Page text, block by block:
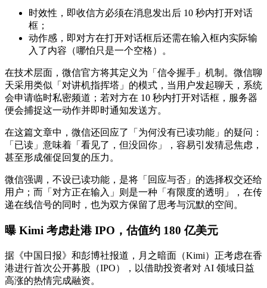
时效性，即收信方必须在消息发出后 10 秒内打开对话
框；
动作感，即对方在打开对话框后还需在输入框内实际输
入了内容（哪怕只是一个空格）。
在技术层面，微信官方将其定义为「信令握手」机制。微信聊
天采用类似「对讲机指挥塔」的模式，当用户发起聊天，系统
会申请临时私密频道；若对方在 10 秒内打开对话框，服务器
便会捕捉这一动作并即时通知发送方。
在这篇文章中，微信还回应了「为何没有已读功能」的疑问：
「已读」意味着「看见了，但没回你」，容易引发猜忌焦虑，
甚至形成催促回复的压力。
微信强调，不设已读功能，是将「回应与否」的选择权交还给
用户；而「对方正在输入」则是一种「有限度的透明」，在传
递在线信号的同时，也为双方保留了思考与沉默的空间。
曝 Kimi 考虑赴港 IPO，估值约 180 亿美元
据《中国日报》和彭博社报道，月之暗面（Kimi）正考虑在香
港进行首次公开募股（IPO），以借助投资者对 AI 领域日益
高涨的热情完成融资。